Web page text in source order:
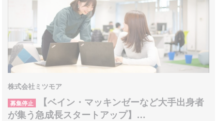
株式会社ミツモア
募集停止
【ベイン・マッキンゼーなど大手出身者
が集う急成長スタートアップ】…